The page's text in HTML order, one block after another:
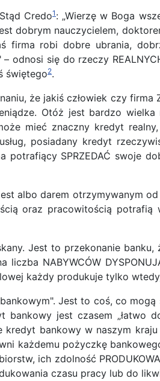
Credo1 : „Wierzę w Boga
dobrym nauczycielem,
firma robi dobre ubrania,
odnosi się do rzeczy
świętego2.
że jakiś człowiek czy
Otóż jest bardzo wielka
mieć znaczny kredyt
posiadany kredyt
SPRZEDAĆ swoje
albo darem otrzymywanym
oraz pracowitością potrafią
Jest to przekonanie
NABYWCÓW
każdy produkuje tylko
Jest to coś, co
jest czasem „łatwo
bankowy w naszym
każdemu pożyczkę
ich zdolność
czasu pracy lub do